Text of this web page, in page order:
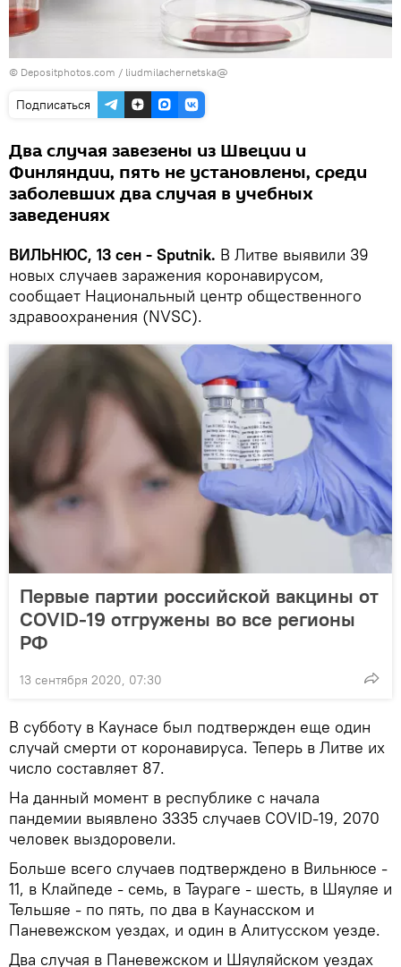
© Depositphotos.com / liudmilachernetska@
Подписаться
Два случая завезены из Швеции и
Финляндии, пять не установлены, среди
заболевших два случая в учебных
заведениях
ВИЛЬНЮС, 13 сен - Sputnik. В Литве выявили 39
новых случаев заражения коронавирусом,
сообщает Национальный центр общественного
здравоохранения (NVSC).
Первые партии российской вакцины от
COVID-19 отгружены во все регионы
РФ
13 сентября 2020, 07:30
В субботу в Каунасе был подтвержден еще один
случай смерти от коронавируса. Теперь в Литве их
число составляет 87.
На данный момент в республике с начала
пандемии выявлено 3335 случаев COVID-19, 2070
человек выздоровели.
Больше всего случаев подтверждено в Вильнюсе -
11, в Клайпеде - семь, в Таураге - шесть, в Шяуляе и
Тельшяе - по пять, по два в Каунасском и
Паневежском уездах, и один в Алитусском уезде.
Два случая в Паневежском и Шяуляйском уездах